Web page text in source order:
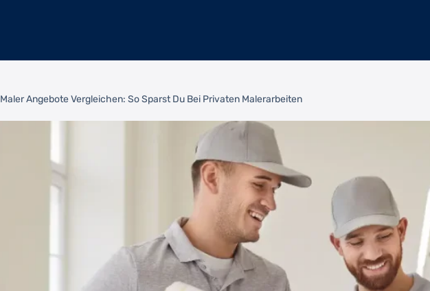
Maler Angebote Vergleichen: So Sparst Du Bei Privaten Malerarbeiten